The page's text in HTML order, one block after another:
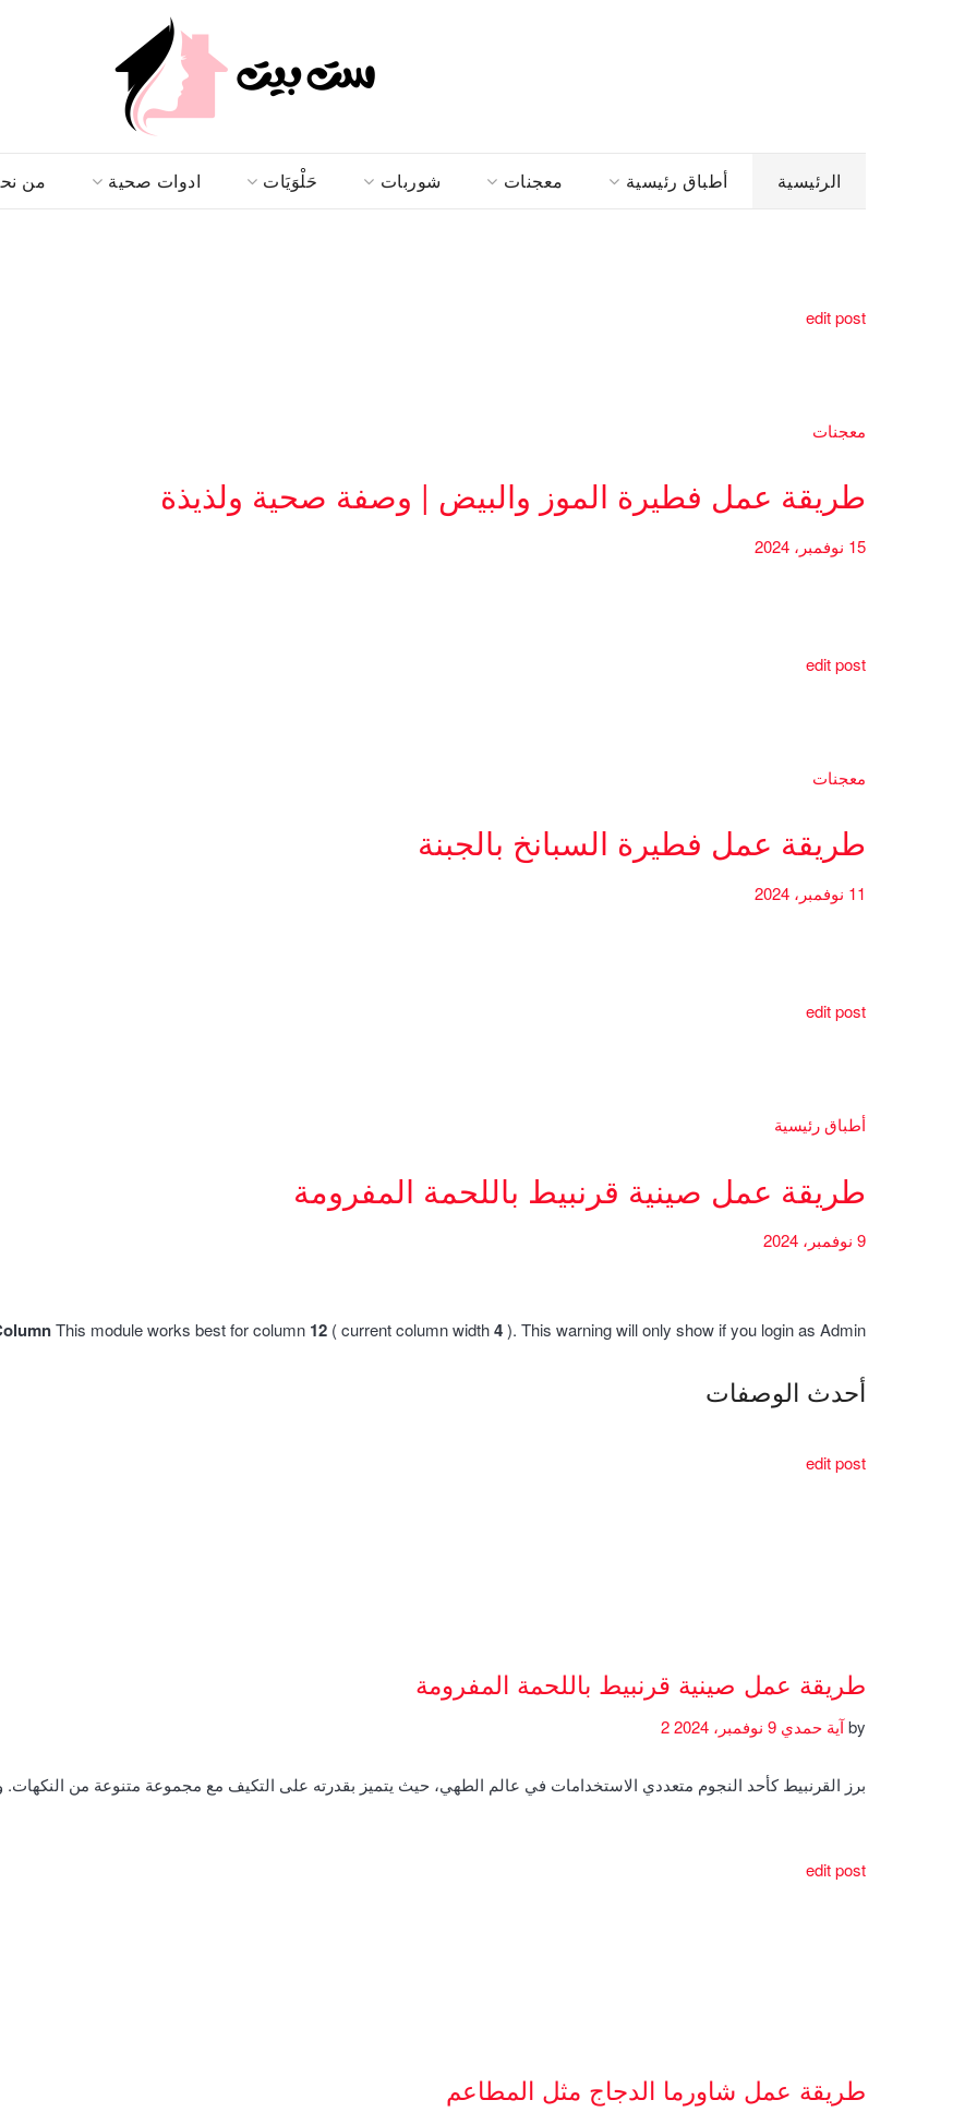
الرئيسية أطباق رئيسية معجنات شوربات حَلْوَيَات ادوات صحية من
edit post
معجنات
طريقة عمل فطيرة الموز والبيض | وصفة صحية ولذيذة
15 نوفمبر، 2024
edit post
معجنات
طريقة عمل فطيرة السبانخ بالجبنة
11 نوفمبر، 2024
edit post
أطباق رئيسية
طريقة عمل صينية قرنبيط باللحمة المفرومة
9 نوفمبر، 2024
This module works best for column 12 ( current column width4). This warning will only show if you login as Admin.
أحدث الوصفات
edit post
طريقة عمل صينية قرنبيط باللحمة المفرومة
byآية حمدي
برز القرنبيط كأحد النجوم متعددي الاستخدامات في عالم الطهي، حيث يتميز بقدرته على التكيف مع مجموعة متنوعة من
edit post
طريقة عمل شاورما الدجاج مثل المطاعم